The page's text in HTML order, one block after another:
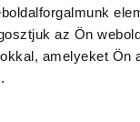
az Ön
amelyeket